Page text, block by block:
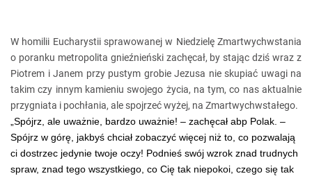
W homilii Eucharystii sprawowanej w Niedzielę Zmartwychwstania
o poranku metropolita gnieźnieński zachęcał, by stając dziś wraz z
Piotrem i Janem przy pustym grobie Jezusa nie skupiać uwagi na
takim czy innym kamieniu swojego życia, na tym, co nas aktualnie
przygniata i pochłania, ale spojrzeć wyżej, na Zmartwychwstałego.
„Spójrz, ale uważnie, bardzo uważnie! – zachęcał abp Polak. –
Spójrz w górę, jakbyś chciał zobaczyć więcej niż to, co pozwalają
ci dostrzec jedynie twoje oczy! Podnieś swój wzrok znad trudnych
spraw, znad tego wszystkiego, co Cię tak niepokoi, czego się tak